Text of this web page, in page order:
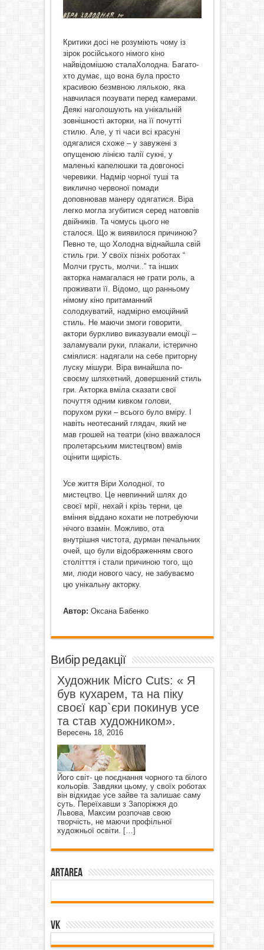
Критики досі не розуміють чому із
зірок російського німого кіно
найвідомішою сталаХолодна. Багато-
хто думає, що вона була просто
красивою безмвною лялькою, яка
навчилася позувати перед камерами.
Деякі наголошують на унікальній
зовнішності акторки, на її почутті
стилю. Але, у ті часи всі красуні
одягалися схоже – у завужені з
опущеною лінією талії сукні, у
маленькі капелюшки та довгоносі
черевики. Надмір чорної туші та
виклично червоної помади
доповнював манеру одягатися. Віра
легко могла згубитися серед натовпів
двійників. Та чомусь цього не
сталося. Що ж виявилося причиною?
Певно те, що Холодна віднайшла свій
стиль гри. У своїх пізніх роботах “
Молчи грусть, молчи..” та інших
акторка намагалася не грати роль, а
проживати її. Відомо, що ранньому
німому кіно притаманний
солодкуватий, надмірно емоційний
стиль. Не маючи змоги говорити,
актори бурхливо виказували емоції –
заламували руки, плакали, істерично
сміялися: надягали на себе приторну
луску мішури. Віра винайшла по-
своєму шляхетний, довершений стиль
гри. Акторка вміла сказати свої
почуття одним кивком голови,
порухом руки – всього було вміру. І
навіть неотесаний глядач, який не
мав грошей на театри (кіно вважалося
пролетарським мистецтвом) вмів
оцінити щирість.
Усе життя Віри Холодної, то
мистецтво. Це невпинний шлях до
своєї мрії, нехай і крізь терни, це
вміння віддано кохати не потребуючи
нічого взамін. Можливо, ота
внутрішня чистота, дурман печальних
очей, що були відображенням свого
столітття і стали причиною того, що
ми, люди нового часу, не забуваємо
цю унікальну акторку.
Автор: Оксана Бабенко
Вибір редакції
Художник Micro Cuts: « Я
був кухарем, та на піку
своєї кар`єри покинув усе
та став художником».
Вересень 18, 2016
Його світ- це поєднання чорного та білого
кольорів. Завдяки цьому, у своїх роботах
він відкидає усе зайве та залишає саму
суть. Переїхавши з Запоріжжя до
Львова, Максим розпочав свою
творчість, не маючи профільної
художньої освіти. […]
ArtArea
VK